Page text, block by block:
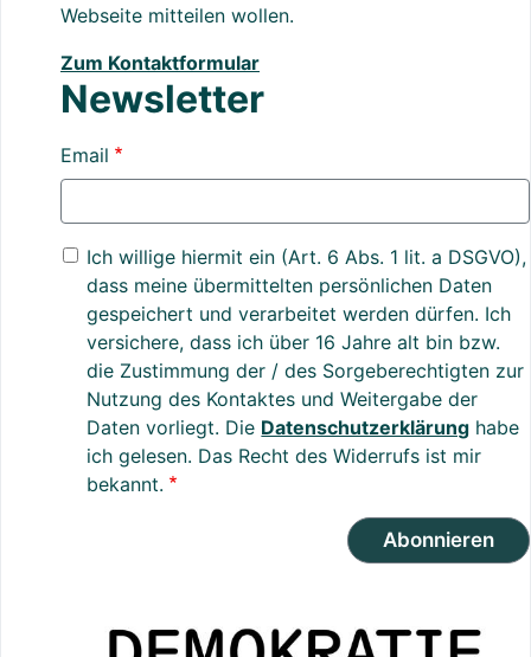
Webseite mitteilen wollen.
Zum Kontaktformular
Newsletter
Email
Ich willige hiermit ein (Art. 6 Abs. 1 lit. a DSGVO),
dass meine übermittelten persönlichen Daten
gespeichert und verarbeitet werden dürfen. Ich
versichere, dass ich über 16 Jahre alt bin bzw.
die Zustimmung der / des Sorgeberechtigten zur
Nutzung des Kontaktes und Weitergabe der
Daten vorliegt. Die Datenschutzerklärung habe
ich gelesen. Das Recht des Widerrufs ist mir
bekannt.
Abonnieren